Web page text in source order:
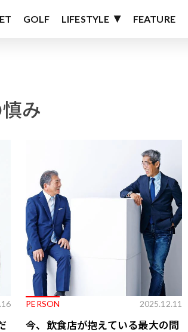
GOLF LIFESTYLE FEATURE
み
PERSON 2025.12.11
今、飲食店が抱えている最大の問